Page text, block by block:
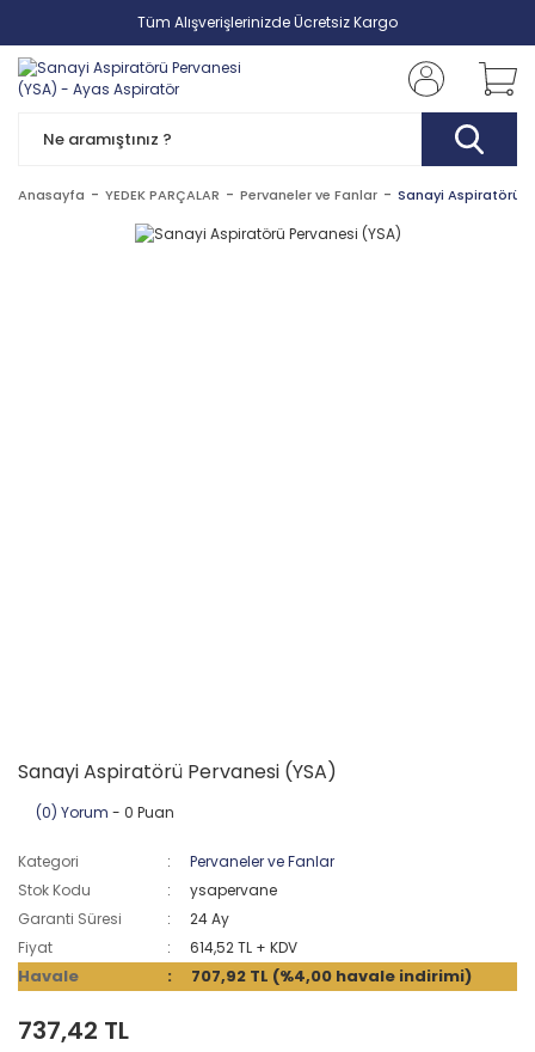
Tüm Alışverişlerinizde Ücretsiz Kargo
Anasayfa YEDEK PARÇALAR Pervaneler ve Fanlar Sanayi Aspiratörü
Sanayi Aspiratörü Pervanesi (YSA)
(0) Yorum - 0 Puan
Kategori
Pervaneler ve Fanlar
Stok Kodu
ysapervane
Garanti Süresi
24 Ay
Fiyat
614,52 TL + KDV
Havale 707,92 TL (%4,00 havale indirimi)
737,42 TL